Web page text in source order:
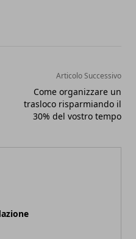
Articolo Successivo
Come organizzare un
trasloco risparmiando il
30% del vostro tempo